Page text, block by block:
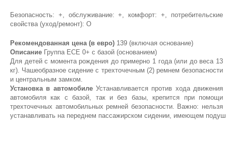
Безопасность: +, обслуживание: +, комфорт: +, потребительские
свойства (уход/ремонт): О
Рекомендованная цена (в евро) 139 (включая основание)
Описание Группа ЕСЕ 0+ с базой (основанием)
Для детей с момента рождения до примерно 1 года (или до веса 13
кг). Чашеобразное сидение с трехточечным (2) ремнем безопасности
и центральным замком.
Установка в автомобилеУстанавливается против хода движения
автомобиля как с базой, так и без базы, крепится при помощи
трехточечных автомобильных ремней безопасности. Важно: нельзя
устанавливать на переднем пассажирском сидении, имеющем